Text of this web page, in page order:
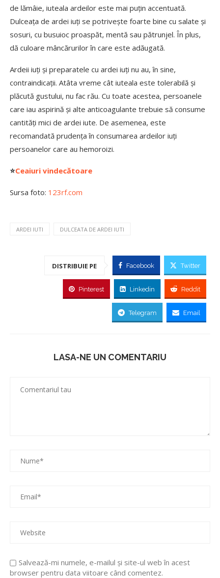
de lămâie, iuteala ardeilor este mai puțin accentuată.
Dulceața de ardei iuți se potrivește foarte bine cu salate și
sosuri, cu busuioc proaspăt, mentă sau pătrunjel. În plus,
dă culoare mâncărurilor în care este adăugată.
Ardeii iuți și preparatele cu ardei iuți nu au, în sine,
contraindicații. Atâta vreme cât iuteala este tolerabilă și
plăcută gustului, nu fac rău. Cu toate acestea, persoanele
care iau aspirină și alte anticoagulante trebuie să consume
cantități mici de ardei iute. De asemenea, este
recomandată prudența în consumarea ardeilor iuți
persoanelor care au hemoroizi.
⭐Ceaiuri vindecătoare
Sursa foto: 123rf.com
ARDEI IUTI DULCEATA DE ARDEI IUTI
DISTRIBUIE PE Facebook Twitter
Pinterest Linkedin Reddit
Telegram Email
LASA-NE UN COMENTARIU
Salvează-mi numele, e-mailul și site-ul web în acest
browser pentru data viitoare când comentez.